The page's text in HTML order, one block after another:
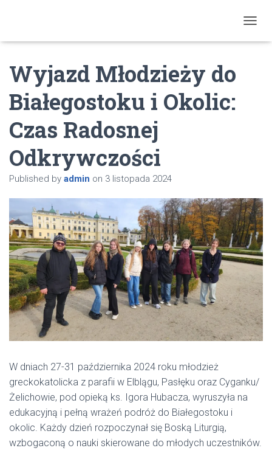
O
N
Wyjazd Młodzieży do
Białegostoku i Okolic:
Czas Radosnej
Odkrywczości
Published by admin on 3 listopada 2024
W dniach 27-31 października 2024 roku młodzież
greckokatolicka z parafii w Elblągu, Pasłęku oraz Cyganku/
Żelichowie, pod opieką ks. Igora Hubacza, wyruszyła na
edukacyjną i pełną wrażeń podróż do Białegostoku i
okolic. Każdy dzień rozpoczynał się Boską Liturgią,
wzbogaconą o nauki skierowane do młodych uczestników.